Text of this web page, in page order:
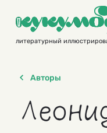
contentлитературный
Авторы